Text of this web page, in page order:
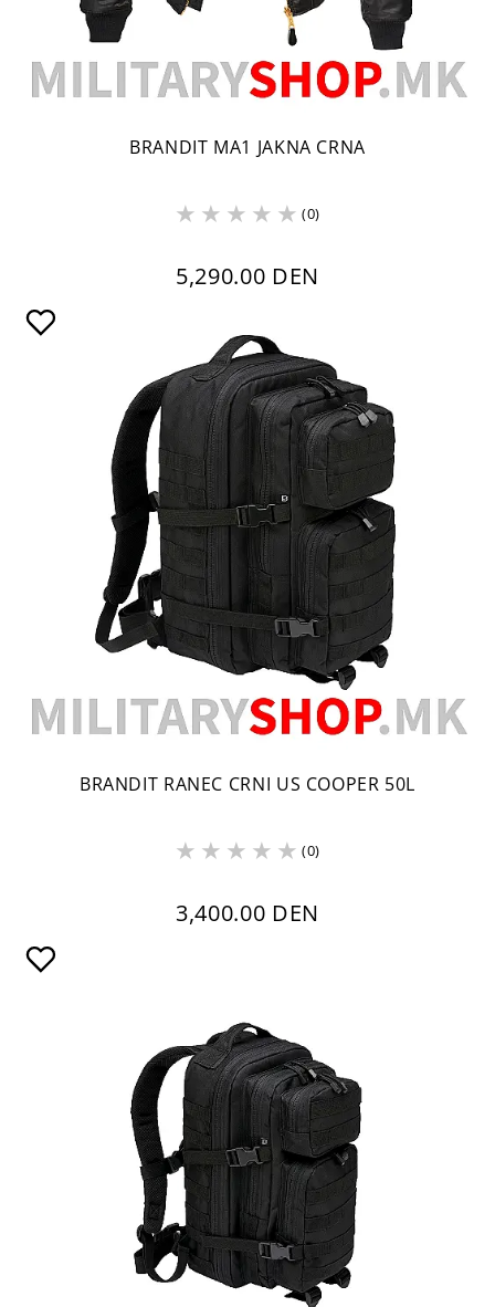
BRANDIT MA1 JAKNA CRNA
(0)
5,290.00 DEN
BRANDIT RANEC CRNI US COOPER 50L
(0)
3,400.00 DEN